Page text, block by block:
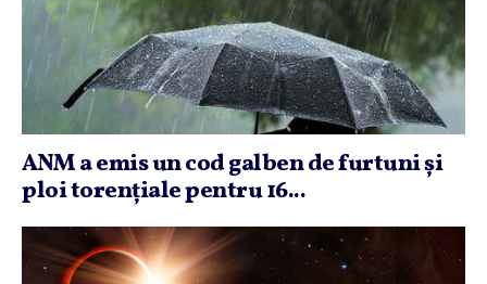
ANM a emis un cod galben de furtuni şi
ploi torenţiale pentru 16...